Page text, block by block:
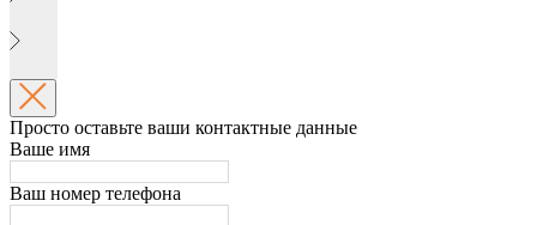
Просто оставьте ваши контактные данные
Ваше имя
Ваш номер телефона